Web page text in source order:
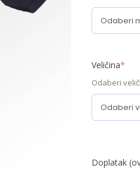
Veličina*
Odaberi
Doplatak